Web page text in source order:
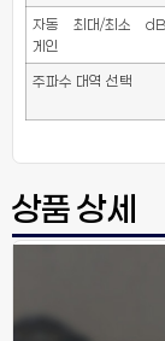
상품 상세
자동 최대/최소 dB
게인
주파수 대역 선택